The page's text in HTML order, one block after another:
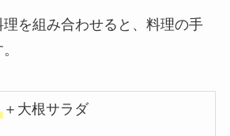
理を組み合わせると、料理の手
＋大根サラダ